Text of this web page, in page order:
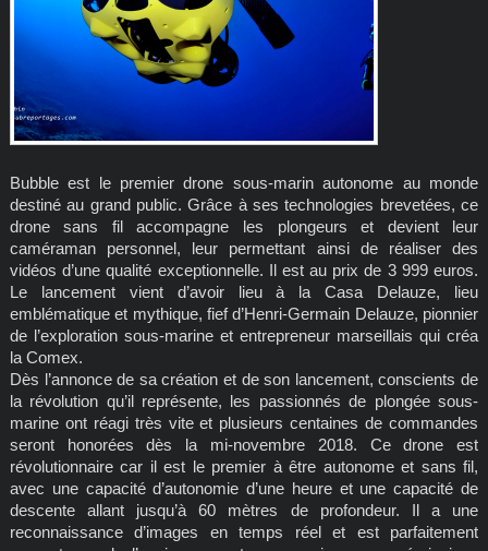
Bubble est le premier drone sous-marin autonome au monde
destiné au grand public. Grâce à ses technologies brevetées, ce
drone sans fil accompagne les plongeurs et devient leur
caméraman personnel, leur permettant ainsi de réaliser des
vidéos d’une qualité exceptionnelle. Il est au prix de 3 999 euros.
Le lancement vient d’avoir lieu à la Casa Delauze, lieu
emblématique et mythique, fief d’Henri-Germain Delauze, pionnier
de l’exploration sous-marine et entrepreneur marseillais qui créa
la Comex.
Dès l’annonce de sa création et de son lancement, conscients de
la révolution qu’il représente, les passionnés de plongée sous-
marine ont réagi très vite et plusieurs centaines de commandes
seront honorées dès la mi-novembre 2018. Ce drone est
révolutionnaire car il est le premier à être autonome et sans fil,
avec une capacité d’autonomie d’une heure et une capacité de
descente allant jusqu’à 60 mètres de profondeur. Il a une
reconnaissance d’images en temps réel et est parfaitement